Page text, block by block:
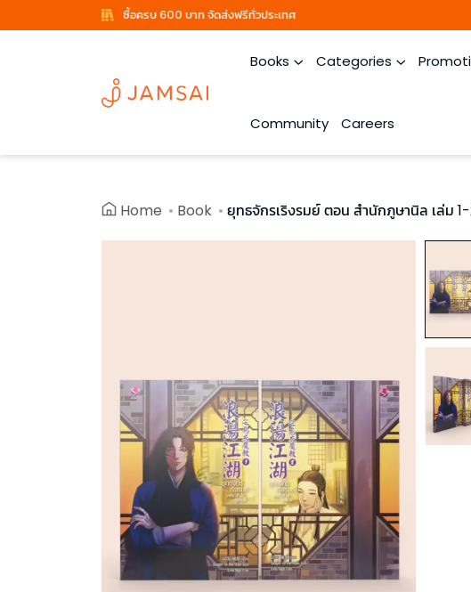
ซื้อครบ 600 บาท จัดส่งฟรีทั่วประเทศ
Books Categories
Community Careers
Home Book ยุทธจักรเริงรมย์ ตอน สำนักภูษานิล เล่ม